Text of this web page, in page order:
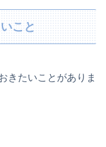
こと
きたいことがありま